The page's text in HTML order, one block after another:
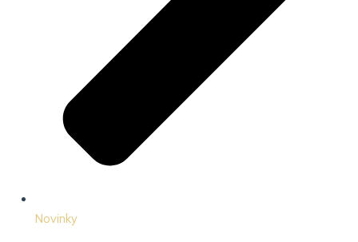
Novinky